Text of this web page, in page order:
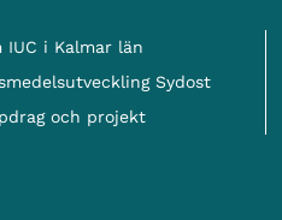
IUC i Kalmar län
Sydost
och projekt